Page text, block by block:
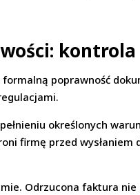
kontrola
poprawność
określonych
firmę przed wysłaniem
Odrzucona faktura nie